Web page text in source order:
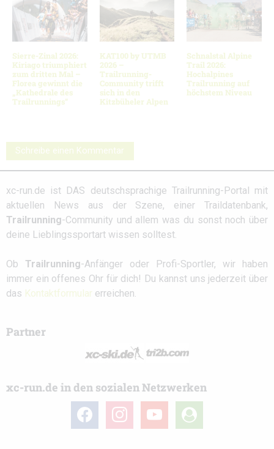
Sierre-Zinal 2026:
Kiriago triumphiert
zum dritten Mal –
Florea gewinnt die
„Kathedrale des
Trailrunnings“
KAT100 by UTMB
2026 –
Trailrunning-
Community trifft
sich in den
Kitzbüheler Alpen
Schnalstal Alpine
Trail 2026:
Hochalpines
Trailrunning auf
höchstem Niveau
Schreibe einen Kommentar
xc-run.de ist DAS deutschsprachige Trailrunning-Portal mit
aktuellen News aus der Szene, einer Traildatenbank,
Trailrunning-Community und allem was du sonst noch über
deine Lieblingssportart wissen solltest.
Ob Trailrunning-Anfänger oder Profi-Sportler, wir haben
immer ein offenes Ohr für dich! Du kannst uns jederzeit über
das Kontaktformular erreichen.
Partner
xc-run.de in den sozialen Netzwerken
facebook instagramyoutube
user-
circle